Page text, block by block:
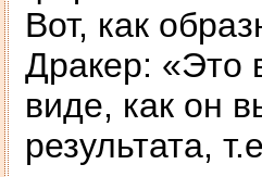
Вот, как
Дракер: «Это
виде, как он
результата,